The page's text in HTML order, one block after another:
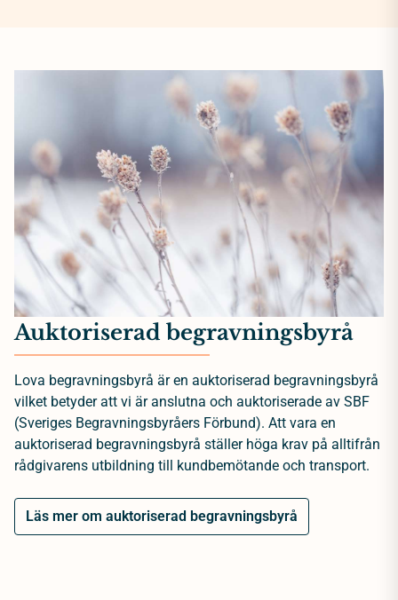
Auktoriserad begravningsbyrå
Lova begravningsbyrå är en auktoriserad begravningsbyrå
vilket betyder att vi är anslutna och auktoriserade av SBF
(Sveriges Begravningsbyråers Förbund). Att vara en
auktoriserad begravningsbyrå ställer höga krav på alltifrån
rådgivarens utbildning till kundbemötande och transport.
Läs mer om auktoriserad begravningsbyrå